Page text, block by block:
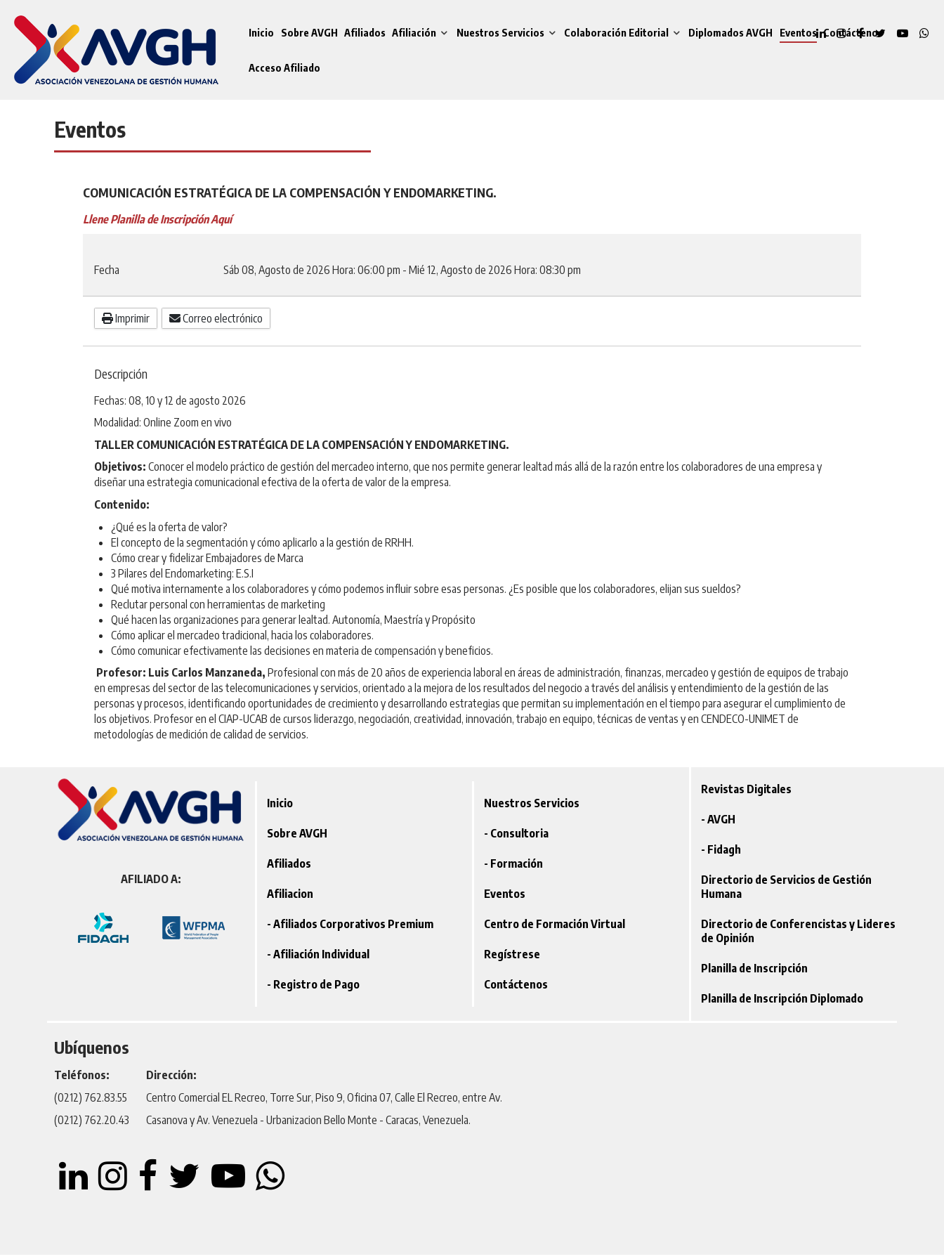
Inicio Sobre AVGH Afiliados Afiliación Nuestros Servicios Colaboración Editorial Diplomados AVGH Eventos Contáctenos
Acceso Afiliado
Eventos
COMUNICACIÓN ESTRATÉGICA DE LA COMPENSACIÓN Y ENDOMARKETING.
Llene Planilla de Inscripción Aquí
Fecha Sáb 08, Agosto de 2026 Hora: 06:00 pm - Mié 12, Agosto de 2026 Hora: 08:30 pm
Imprimir Correo electrónico
Descripción
Fechas: 08, 10 y 12 de agosto 2026
Modalidad: Online Zoom en vivo
TALLER COMUNICACIÓN ESTRATÉGICA DE LA COMPENSACIÓN Y ENDOMARKETING.
Objetivos: Conocer el modelo práctico de gestión del mercadeo interno, que nos permite generar lealtad más allá de la razón entre los colaboradores de una empresa y
diseñar una estrategia comunicacional efectiva de la oferta de valor de la empresa.
Contenido:
¿Qué es la oferta de valor?
El concepto de la segmentación y cómo aplicarlo a la gestión de RRHH.
Cómo crear y fidelizar Embajadores de Marca
3 Pilares del Endomarketing: E.S.I
Qué motiva internamente a los colaboradores y cómo podemos influir sobre esas personas. ¿Es posible que los colaboradores, elijan sus sueldos?
Reclutar personal con herramientas de marketing
Qué hacen las organizaciones para generar lealtad. Autonomía, Maestría y Propósito
Cómo aplicar el mercadeo tradicional, hacia los colaboradores.
Cómo comunicar efectivamente las decisiones en materia de compensación y beneficios.
Profesor: Luis Carlos Manzaneda, Profesional con más de 20 años de experiencia laboral en áreas de administración, finanzas, mercadeo y gestión de equipos de trabajo
en empresas del sector de las telecomunicaciones y servicios, orientado a la mejora de los resultados del negocio a través del análisis y entendimiento de la gestión de las
personas y procesos, identificando oportunidades de crecimiento y desarrollando estrategias que permitan su implementación en el tiempo para asegurar el cumplimiento de
los objetivos. Profesor en el CIAP-UCAB de cursos liderazgo, negociación, creatividad, innovación, trabajo en equipo, técnicas de ventas y en CENDECO-UNIMET de
metodologías de medición de calidad de servicios.
AFILIADO A:
Inicio
Sobre AVGH
Afiliados
Afiliacion
- Afiliados Corporativos Premium
- Afiliación Individual
- Registro de Pago
Nuestros Servicios
- Consultoria
- Formación
Eventos
Centro de Formación Virtual
Regístrese
Contáctenos
Revistas Digitales
- AVGH
- Fidagh
Directorio de Servicios de Gestión
Humana
Directorio de Conferencistas y Lideres
de Opinión
Planilla de Inscripción
Planilla de Inscripción Diplomado
Ubíquenos
Teléfonos:
(0212) 762.83.55
(0212) 762.20.43
Dirección:
Centro Comercial EL Recreo, Torre Sur, Piso 9, Oficina 07, Calle El Recreo, entre Av.
Casanova y Av. Venezuela - Urbanizacion Bello Monte - Caracas, Venezuela.